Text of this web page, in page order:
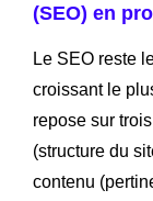
(SEO) en
Le SEO reste
croissant le
repose sur
(structure du
contenu